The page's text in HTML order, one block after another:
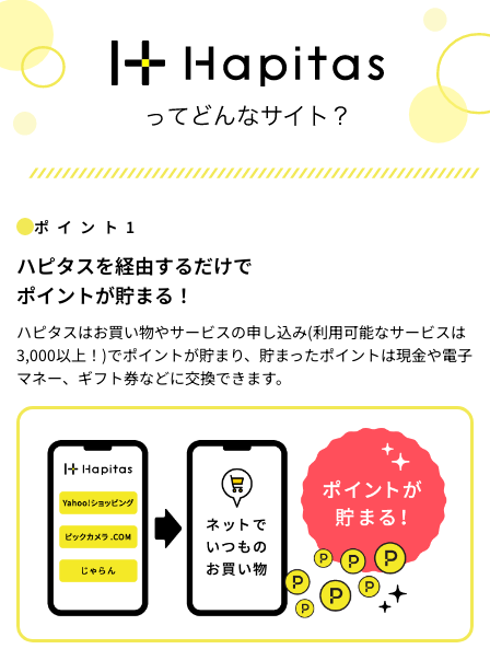
ポイント1
ハピタスを経由するだけで
ポイントが貯まる！
ハピタスはお買い物やサービスの申し込み(利用可能なサービスは
3,000以上！)でポイントが貯まり、貯まったポイントは現金や電子
マネー、ギフト券などに交換できます。